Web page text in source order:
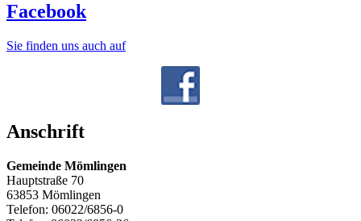
Facebook
Sie finden uns auch auf
Anschrift
Gemeinde Mömlingen
Hauptstraße 70
63853 Mömlingen
Telefon: 06022/6856-0